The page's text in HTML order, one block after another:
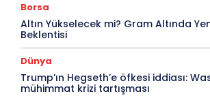
Borsa
Altın Yükselecek mi? Gram Altında
Beklentisi
Dünya
Trump’ın Hegseth’e öfkesi iddiası:
mühimmat krizi tartışması